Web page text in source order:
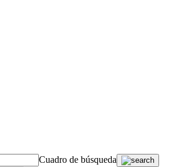
Cuadro de búsqueda